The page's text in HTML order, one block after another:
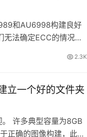
和AU6998构建良好
法确定ECC的情况很
2.3K
一个好的文件夹
许多典型容量为8GB
正确的图像构建，此控